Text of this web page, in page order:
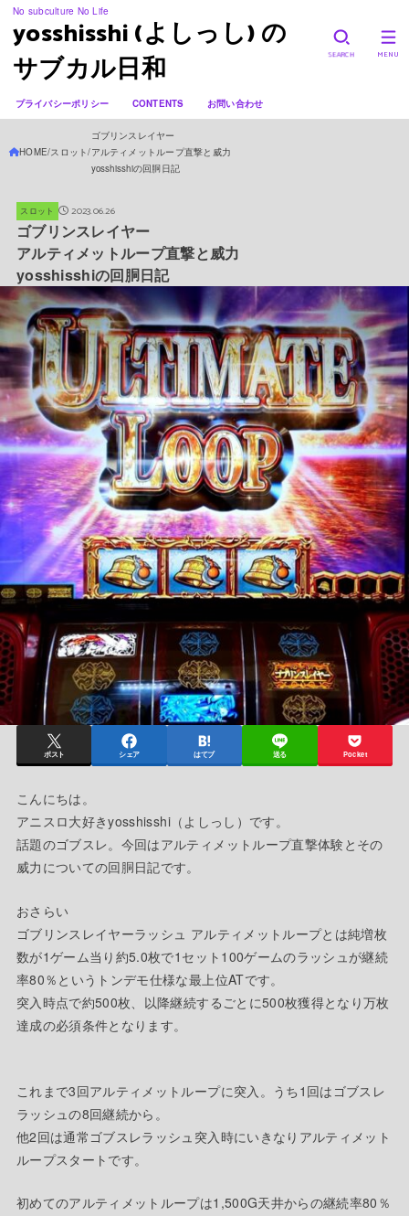
No subculture No Life
yosshisshi (よしっし) の
サブカル日和
プライバシーポリシー CONTENTS お問い合わせ
SEARCH MENU
HOME スロット
ゴブリンスレイヤー
アルティメットループ直撃と威力
yosshisshiの回胴日記
スロット 2023.06.26
ゴブリンスレイヤー
アルティメットループ直撃と威力
yosshisshiの回胴日記
ポスト シェア はてブ 送る Pocket
こんにちは。
アニスロ大好きyosshisshi（よしっし）です。
話題のゴブスレ。今回はアルティメットループ直撃体験とその
威力についての回胴日記です。
おさらい
ゴブリンスレイヤーラッシュ アルティメットループとは純増枚
数が1ゲーム当り約5.0枚で1セット100ゲームのラッシュが継続
率80％というトンデモ仕様な最上位ATです。
突入時点で約500枚、以降継続するごとに500枚獲得となり万枚
達成の必須条件となります。
これまで3回アルティメットループに突入。うち1回はゴブスレ
ラッシュの8回継続から。
他2回は通常ゴブスレラッシュ突入時にいきなりアルティメット
ループスタートです。
初めてのアルティメットループは1,500G天井からの継続率80％